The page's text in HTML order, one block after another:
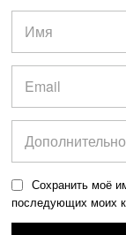
Сохранить моё
последующих моих